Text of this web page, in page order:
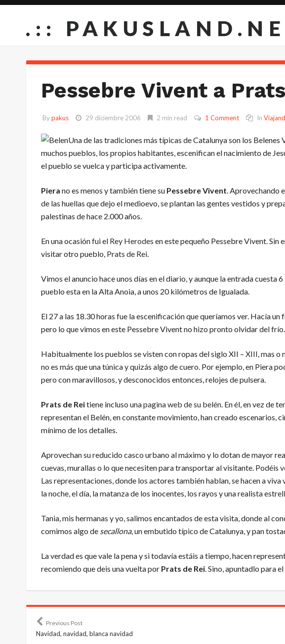
.::
Pessebre Vivent a
Bypakus 29 diciembre 2006 2 min read 1 Comment In
Una de las tradiciones más típicas de Catalunya son los Belenes
muchos pueblos, los propios habitantes, escenifican el nacimiento de
el pueblo se vuelca y participa activamente.
Piera no es menos y también tiene su Pessebre Vivent. Aprovechando
de las huellas que dejo el medioevo, se plantan las gentes vestidos y
palestinas de hace 2.000 años.
En una ocasión fui el Rey Herodes en este pequeño Pessebre Vivent. Sin
visitar otro pueblo, Prats de Rei.
Vimos el anuncio hace unos días en el diario, y aunque la entrada cuesta
pueblo esta en la Alta Anoia, a unos 20 kilómetros de Igualada.
El 27 a las 18.30 horas fue la escenificación que queríamos ver. Hacía un
pero lo que vimos en este Pessebre Vivent no hizo pronto olvidar del frío.
Habitualmente los pueblos se visten con ropas del siglo XII – XIII, mas o
no es más que una túnica y quizás algo de cuero. Por ejemplo, en Piera
pero con maravillosos, y desconocidos entonces, relojes de pulsera.
Prats de Reitiene incluso unapagina web de su belén. En él, en vez de
representan el Belén, en constante movimiento, han creado escenarios,
mínimo de los detalles.
Aprovechan su reducido casco urbano al máximo y lo dotan de mayor
cuevas, murallas o lo que necesiten para transportar al visitante. Podéis
Las representaciones, donde los actores también hablan, se hacen a
la noche, el día, la matanza de los inocentes, los rayos y una realista
Tania, mis hermanas y yo, salimos encantados de esta visita, donde al
comimos algo de secallona, un embutido típico de Catalunya, y pan
La verdad es que vale la pena y si todavía estáis a tiempo, hacen
recomiendo que deis una vuelta por Prats de Rei. Sino, apuntadlo para
Previous Post
Navidad, navidad, blanca navidad